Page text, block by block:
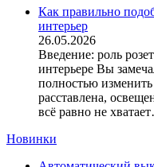
DKC (Украина)
Dyness (Китай)
E.NEXT (Украина)
EAE Electric
Eastron (Китай)
Eaton (США)
ElectrO (Украина)
Как правильно
интерьер
26.05.2026
Введение: роль
интерьере Вы
полностью
расставлена,
всё равно не
Новинки